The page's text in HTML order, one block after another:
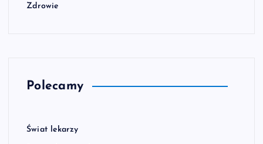
Zdrowie
Polecamy
Świat lekarzy